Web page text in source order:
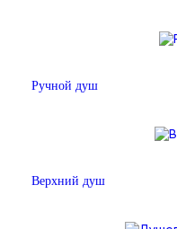
Ручной душ
Верхний душ